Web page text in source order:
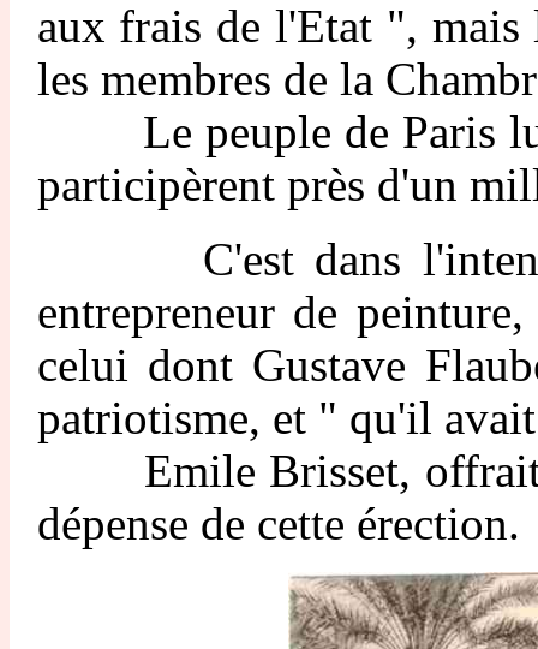
aux frais de l'Etat ", mais
les membres de la
Le peuple de Paris lui
participèrent près d'un
C'est dans l'intense
entrepreneur de
celui dont Gustave
patriotisme, et " qu'il avait
Emile Brisset, offrait,
dépense de cette érection.